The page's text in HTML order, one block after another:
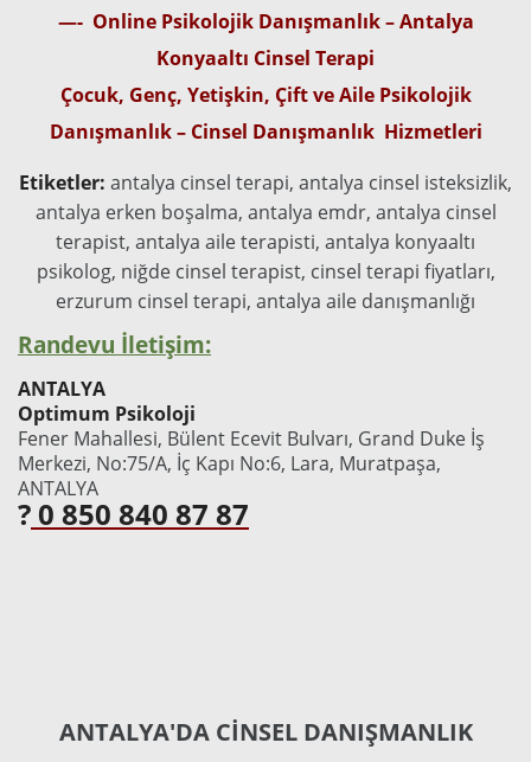
—- Online Psikolojik Danışmanlık – Antalya
Konyaaltı Cinsel Terapi
Çocuk, Genç, Yetişkin, Çift ve Aile Psikolojik
Danışmanlık – Cinsel Danışmanlık Hizmetleri
Etiketler: antalya cinsel terapi, antalya cinsel isteksizlik,
antalya erken boşalma, antalya emdr, antalya cinsel
terapist, antalya aile terapisti, antalya konyaaltı
psikolog, niğde cinsel terapist, cinsel terapi fiyatları,
erzurum cinsel terapi, antalya aile danışmanlığı
Randevu İletişim:
ANTALYA
Optimum Psikoloji
Fener Mahallesi, Bülent Ecevit Bulvarı, Grand Duke İş
Merkezi, No:75/A, İç Kapı No:6, Lara, Muratpaşa,
ANTALYA
?0 850 840 87 87
ANTALYA'DA CİNSEL DANIŞMANLIK